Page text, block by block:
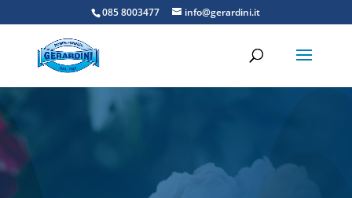
085 8003477 info@gerardini.it